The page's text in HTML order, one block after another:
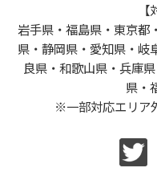
岩手県・福島県・東京都
県・静岡県・愛知県・岐
良県・和歌山県・兵庫
県・
※一部対応エリア